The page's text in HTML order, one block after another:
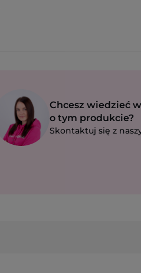
Chcesz wiedzieć
o tym produkcie?
Skontaktuj się z